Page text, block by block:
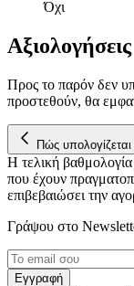
Όχι
Αξιολογήσεις
Προς το παρόν δεν
προστεθούν, θα
Πώς
Η τελική βαθμολογία
που έχουν
επιβεβαιώσει την
Γράψου στο
Εγγραφή